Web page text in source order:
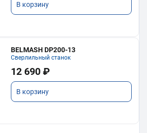
В корзину
BELMASH DP200-13
Сверлильный станок
12 690 ₽
В корзину